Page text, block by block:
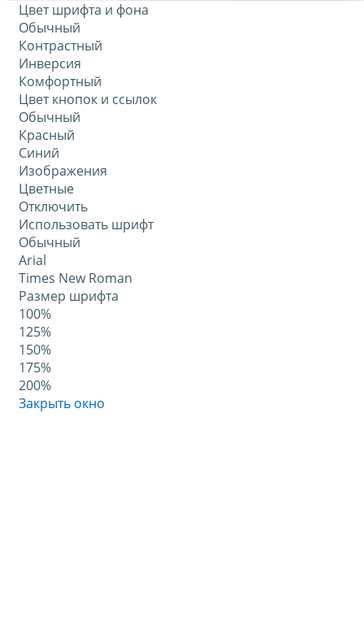
Цвет шрифта и фона
Обычный
Контрастный
Инверсия
Комфортный
Цвет кнопок и ссылок
Обычный
Красный
Синий
Изображения
Цветные
Отключить
Использовать шрифт
Обычный
Arial
Times New Roman
Размер шрифта
100%
125%
150%
175%
200%
Закрыть окно